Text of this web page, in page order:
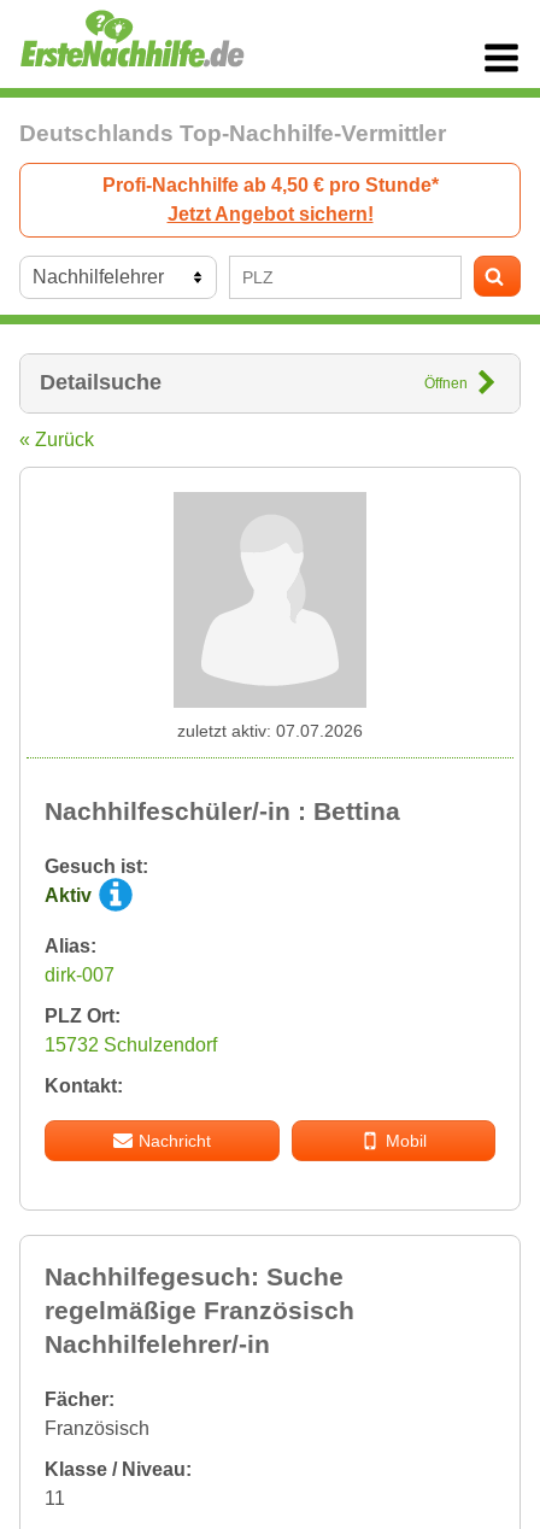
Deutschlands Top-Nachhilfe-Vermittler
Profi-Nachhilfe ab 4,50 € pro Stunde*
Jetzt Angebot sichern!
Detailsuche Öffnen
« Zurück
Nachhilfeschüler/-in : Bettina
Gesuch ist:
Aktiv
Alias:
dirk-007
PLZ Ort:
15732 Schulzendorf
Kontakt:
Nachricht Mobil
zuletzt aktiv: 07.07.2026
Nachhilfegesuch: Suche
regelmäßige Französisch
Nachhilfelehrer/-in
Fächer:
Französisch
Klasse / Niveau:
11